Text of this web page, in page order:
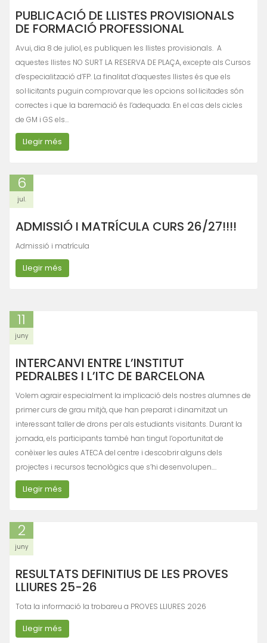
PUBLICACIÓ DE LLISTES PROVISIONALS
DE FORMACIÓ PROFESSIONAL
Avui, dia 8 de juliol, es publiquen les llistes provisionals. A
aquestes llistes NO SURT LA RESERVA DE PLAÇA, excepte als Cursos
d’especialització d’FP. La finalitat d’aquestes llistes és que els
sol·licitants puguin comprovar que les opcions sol·licitades són
correctes i que la baremació és l’adequada. En el cas dels cicles
de GM i GS els…
Llegir més
6
jul.
ADMISSIÓ I MATRÍCULA CURS 26/27!!!!
Admissió i matrícula
Llegir més
11
juny
INTERCANVI ENTRE L’INSTITUT
PEDRALBES I L’ITC DE BARCELONA
Volem agrair especialment la implicació dels nostres alumnes de
primer curs de grau mitjà, que han preparat i dinamitzat un
interessant taller de drons per als estudiants visitants. Durant la
jornada, els participants també han tingut l’oportunitat de
conèixer les aules ATECA del centre i descobrir alguns dels
projectes i recursos tecnològics que s’hi desenvolupen.…
Llegir més
2
juny
RESULTATS DEFINITIUS DE LES PROVES
LLIURES 25-26
Tota la informació la trobareu a PROVES LLIURES 2026
Llegir més